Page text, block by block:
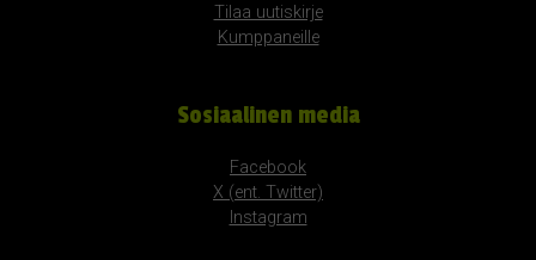
Tilaa uutiskirje
Kumppaneille
Sosiaalinen media
Facebook
X (ent. Twitter)
Instagram